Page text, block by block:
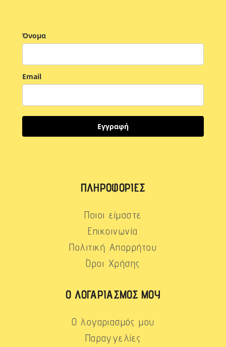
Όνομα
Email
Εγγραφή
ΠΛΗΡΟΦΟΡΊΕΣ
Ποιοι είμαστε
Επικοινωνία
Πολιτική Απορρήτου
Όροι Χρήσης
Ο ΛΟΓΑΡΙΑΣΜΌΣ ΜΟΥ
Ο λογαριασμός μου
Παραγγελίες